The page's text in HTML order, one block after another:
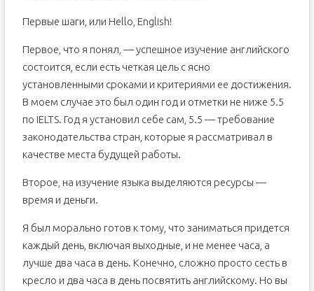
Первые шаги, или Hello, English!
Первое, что я понял, — успешное изучение английского
состоится, если есть четкая цель с ясно
установленными сроками и критериями ее достижения.
В моем случае это был один год и отметки не ниже 5.5
по IELTS. Год я установил себе сам, 5.5 — требование
законодательства стран, которые я рассматривал в
качестве места будущей работы.
Второе, на изучение языка выделяются ресурсы —
время и деньги.
Я был морально готов к тому, что заниматься придется
каждый день, включая выходные, и не менее часа, а
лучше два часа в день. Конечно, сложно просто сесть в
кресло и два часа в день посвятить английскому. Но вы